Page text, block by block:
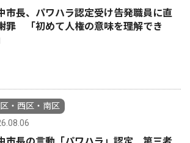
市長、パワハラ認定受け告発職員に直
罪 「初めて人権の意味を理解でき
・西区・南区